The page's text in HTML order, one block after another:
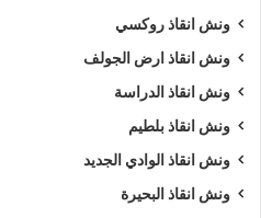
من اهم اسباب نجاح شركة الرواد
الكبيرة في استغلال الوقت وتقديم
عالية باقل سعر وأن نصبح من
ونش انقاذ سيارات
المحافظات كما ننافس الشركات
الي تحقيق اهدافنا و تحقيق كل
السيارات.
ونش انقاذ روكسي
ونش انقاذ ارض الجولف
ونش انقاذ الدراسة
ونش انقاذ بلطيم
ونش انقاذ الوادي الجديد
ونش انقاذ البحيرة